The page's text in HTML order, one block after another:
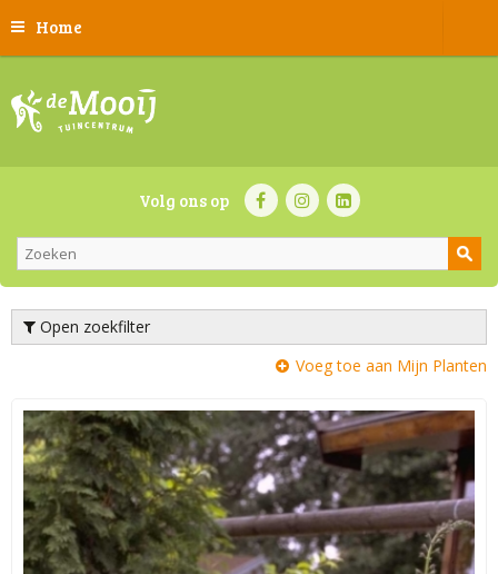
Home
Volg ons op
Open zoekfilter
Voeg toe aan Mijn Planten